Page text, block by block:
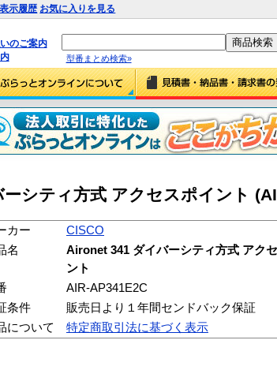
表示履歴 お気に入りを見る
のご案内
型番まとめ検索»
シティ方式 アクセスポイント
カー
CISCO
名
Aironet 341 ダイバーシティ方式 アク
ント
AIR-AP341E2C
条件
販売日より１年間センドバック保証
について
特定商取引法に基づく表示